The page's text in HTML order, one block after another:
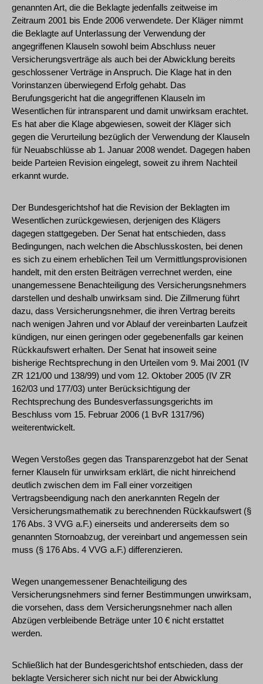
genannten Art, die die Beklagte jedenfalls zeitweise im
Zeitraum 2001 bis Ende 2006 verwendete. Der Kläger nimmt
die Beklagte auf Unterlassung der Verwendung der
angegriffenen Klauseln sowohl beim Abschluss neuer
Versicherungsverträge als auch bei der Abwicklung bereits
geschlossener Verträge in Anspruch. Die Klage hat in den
Vorinstanzen überwiegend Erfolg gehabt. Das
Berufungsgericht hat die angegriffenen Klauseln im
Wesentlichen für intransparent und damit unwirksam erachtet.
Es hat aber die Klage abgewiesen, soweit der Kläger sich
gegen die Verurteilung bezüglich der Verwendung der Klauseln
für Neuabschlüsse ab 1. Januar 2008 wendet. Dagegen haben
beide Parteien Revision eingelegt, soweit zu ihrem Nachteil
erkannt wurde.
Der Bundesgerichtshof hat die Revision der Beklagten im
Wesentlichen zurückgewiesen, derjenigen des Klägers
dagegen stattgegeben. Der Senat hat entschieden, dass
Bedingungen, nach welchen die Abschlusskosten, bei denen
es sich zu einem erheblichen Teil um Vermittlungsprovisionen
handelt, mit den ersten Beiträgen verrechnet werden, eine
unangemessene Benachteiligung des Versicherungsnehmers
darstellen und deshalb unwirksam sind. Die Zillmerung führt
dazu, dass Versicherungsnehmer, die ihren Vertrag bereits
nach wenigen Jahren und vor Ablauf der vereinbarten Laufzeit
kündigen, nur einen geringen oder gegebenenfalls gar keinen
Rückkaufswert erhalten. Der Senat hat insoweit seine
bisherige Rechtsprechung in den Urteilen vom 9. Mai 2001 (IV
ZR 121/00 und 138/99) und vom 12. Oktober 2005 (IV ZR
162/03 und 177/03) unter Berücksichtigung der
Rechtsprechung des Bundesverfassungsgerichts im
Beschluss vom 15. Februar 2006 (1 BvR 1317/96)
weiterentwickelt.
Wegen Verstoßes gegen das Transparenzgebot hat der Senat
ferner Klauseln für unwirksam erklärt, die nicht hinreichend
deutlich zwischen dem im Fall einer vorzeitigen
Vertragsbeendigung nach den anerkannten Regeln der
Versicherungsmathematik zu berechnenden Rückkaufswert (§
176 Abs. 3 VVG a.F.) einerseits und andererseits dem so
genannten Stornoabzug, der vereinbart und angemessen sein
muss (§ 176 Abs. 4 VVG a.F.) differenzieren.
Wegen unangemessener Benachteiligung des
Versicherungsnehmers sind ferner Bestimmungen unwirksam,
die vorsehen, dass dem Versicherungsnehmer nach allen
Abzügen verbleibende Beträge unter 10 € nicht erstattet
werden.
Schließlich hat der Bundesgerichtshof entschieden, dass der
beklagte Versicherer sich nicht nur bei der Abwicklung